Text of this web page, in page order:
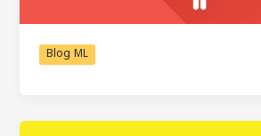
Blog ML